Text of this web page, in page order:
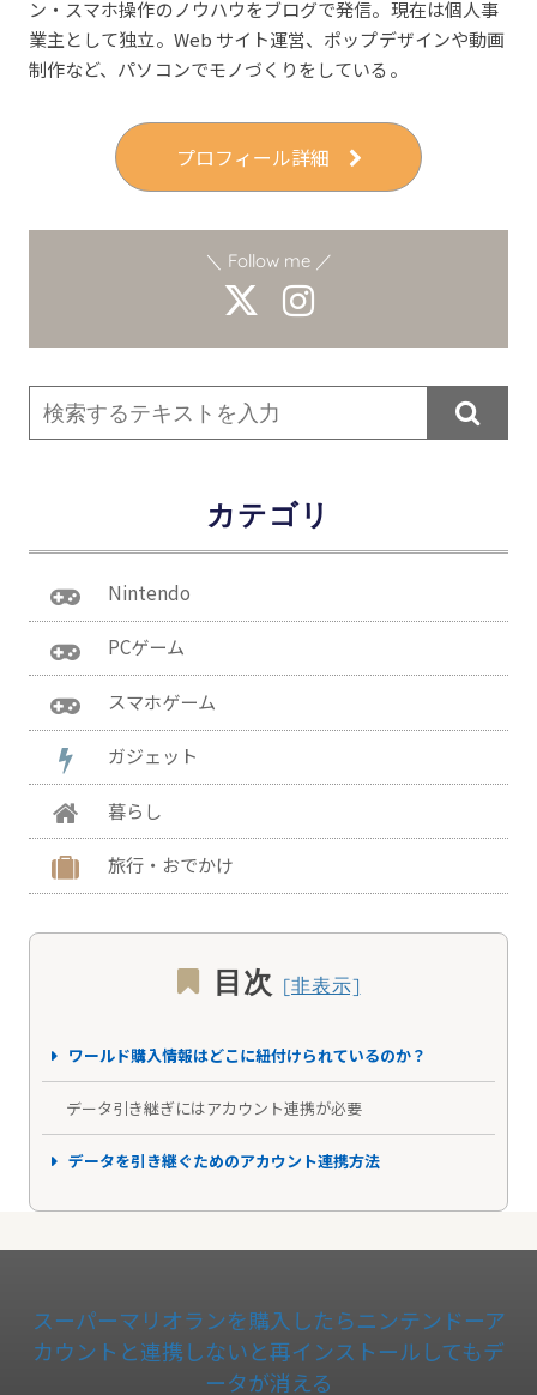
ン・スマホ操作のノウハウをブログで発信。現在は個人事
業主として独立。Web サイト運営、ポップデザインや動画
制作など、パソコンでモノづくりをしている。
プロフィール詳細
＼ Follow me ／

カテゴリ
Nintendo
PCゲーム
スマホゲーム
ガジェット
暮らし
旅行・おでかけ
目次
ワールド購入情報はどこに紐付けられているのか？
データ引き継ぎにはアカウント連携が必要
データを引き継ぐためのアカウント連携方法
スーパーマリオランを購入したらニンテンドーア
カウントと連携しないと再インストールしてもデ
ータが消える